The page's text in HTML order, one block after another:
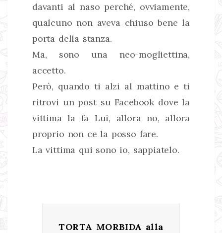
davanti al naso perché, ovviamente,
qualcuno non aveva chiuso bene la
porta della stanza.
Ma, sono una neo-mogliettina,
accetto.
Però, quando ti alzi al mattino e ti
ritrovi un post su Facebook dove la
vittima la fa Lui, allora no, allora
proprio non ce la posso fare.
La vittima qui sono io, sappiatelo.
TORTA MORBIDA alla